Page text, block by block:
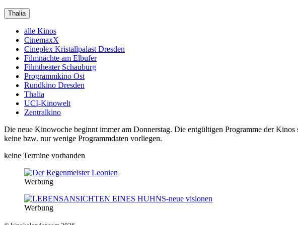
Thalia
alle Kinos
CinemaxX
Cineplex Kristallpalast Dresden
Filmnächte am Elbufer
Filmtheater Schauburg
Programmkino Ost
Rundkino Dresden
Thalia
UCI-Kinowelt
Zentralkino
Die neue Kinowoche beginnt immer am Donnerstag. Die entgültigen Programme der
keine bzw. nur wenige Programmdaten vorliegen.
keine Termine vorhanden
Werbung
Werbung